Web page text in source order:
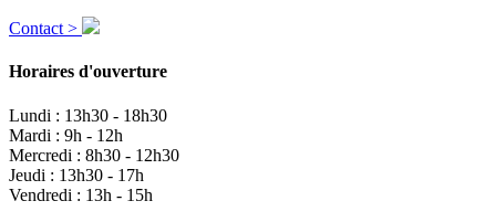
Contact >
Horaires d'ouverture
Lundi : 13h30 - 18h30
Mardi : 9h - 12h
Mercredi : 8h30 - 12h30
Jeudi : 13h30 - 17h
Vendredi : 13h - 15h